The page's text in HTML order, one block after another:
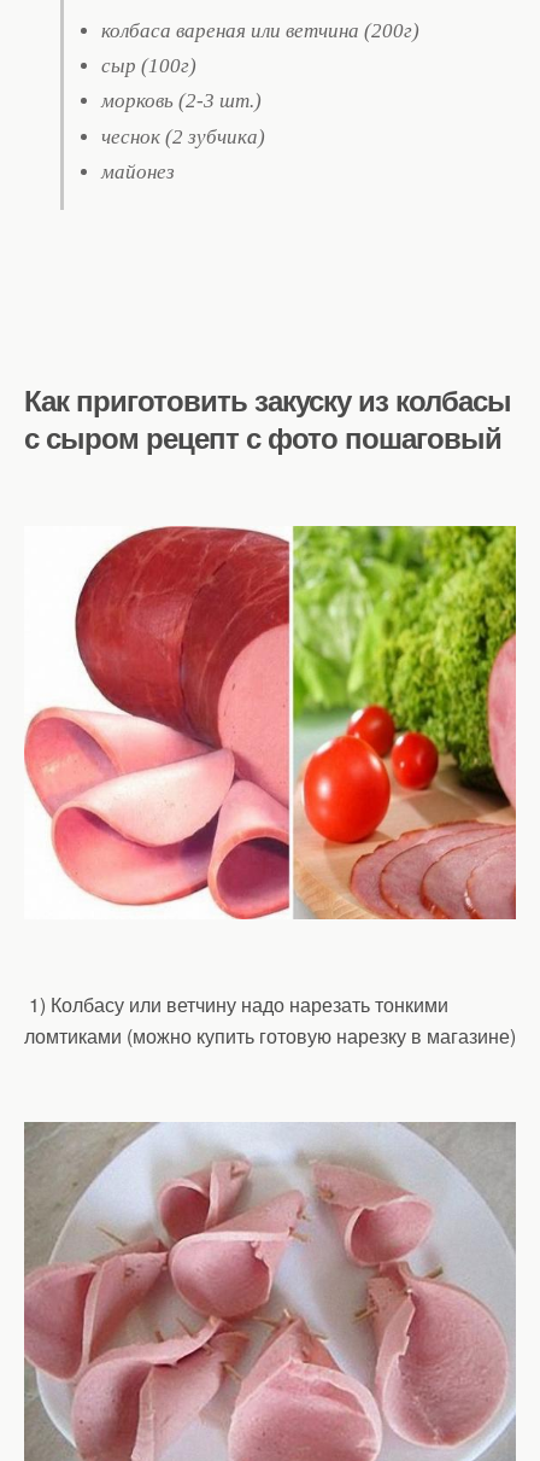
колбаса вареная или ветчина (200г)
сыр (100г)
морковь (2-3 шт.)
чеснок (2 зубчика)
майонез
Как приготовить закуску из колбасы
с сыром рецепт с фото пошаговый
1) Колбасу или ветчину надо нарезать тонкими
ломтиками (можно купить готовую нарезку в магазине)